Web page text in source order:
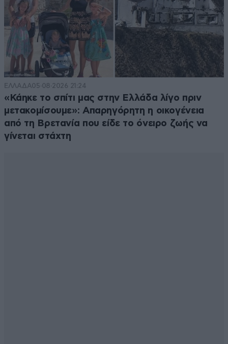
ΕΛΛΑΔΑ05·08·2026 21:24
«Κάηκε το σπίτι μας στην Ελλάδα λίγο πριν
μετακομίσουμε»: Απαρηγόρητη η οικογένεια
από τη Βρετανία που είδε το όνειρο ζωής να
γίνεται στάχτη